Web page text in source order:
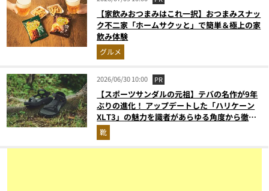
【家飲みおつまみはこれ一択】おつまみスナッ
ク不二家「ホームサクッと」で簡単＆極上の家
飲み体験
グルメ
2026/06/30 10:00 PR
【スポーツサンダルの元祖】テバの名作が9年
ぶりの進化！ アップデートした「ハリケーン
XLT3」の魅力を識者があらゆる角度から徹底
解説！
靴